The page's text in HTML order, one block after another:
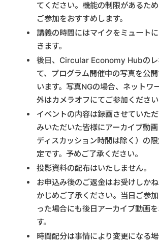
てください。機能の制限があるた
ご参加をおすすめします。
講義の時間にはマイクをミュート
きます。
後日、Circular Economy Hubのレ
て、プログラム開催中の写真を公
います。写真NGの場合、ネットワ
外はカメラオフにてご参加ください
イベントの内容は録画させていた
みいただいた皆様にアーカイブ動
ディスカッション時間は除く）の
定です。予めご了承ください。
投影資料の配布はいたしません。
お申込み後のご返金はお受けしか
かじめご了承ください。当日ご参
った場合にも後日アーカイブ動画
す。
時間配分は事情により変更になる